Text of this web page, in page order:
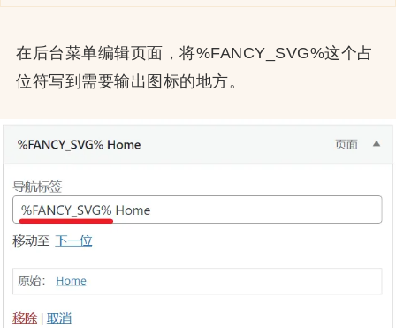
在后台菜单编辑页面，将%FANCY_SVG%这个占
位符写到需要输出图标的地方。